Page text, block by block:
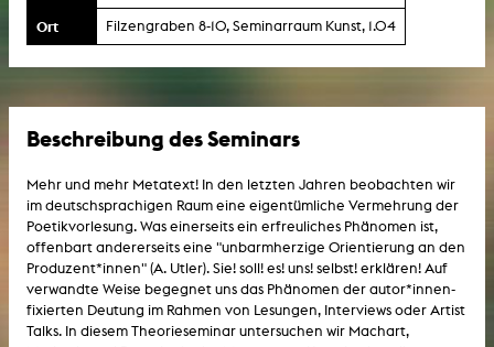
Ort Filzengraben 8-10, Seminarraum Kunst, 1.04
Beschreibung des Seminars
Mehr und mehr Metatext! In den letzten Jahren beobachten wir
im deutschsprachigen Raum eine eigentümliche Vermehrung der
Poetikvorlesung. Was einerseits ein erfreuliches Phänomen ist,
offenbart andererseits eine "unbarmherzige Orientierung an den
Produzent*innen" (A. Utler). Sie! soll! es! uns! selbst! erklären! Auf
verwandte Weise begegnet uns das Phänomen der autor*innen-
fixierten Deutung im Rahmen von Lesungen, Interviews oder Artist
Talks. In diesem Theorieseminar untersuchen wir Machart,